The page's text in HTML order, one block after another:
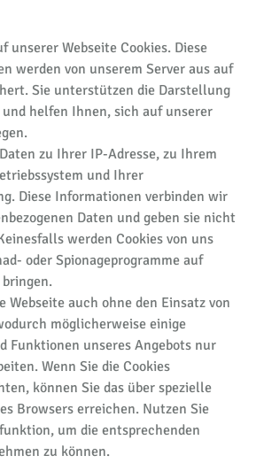
unserer Webseite Cookies. Diese
werden von unserem Server aus auf
Sie unterstützen die Darstellung
und helfen Ihnen, sich auf unserer
zu Ihrer IP-Adresse, zu Ihrem
und Ihrer
Diese Informationen verbinden wir
Daten und geben sie nicht
werden Cookies von uns
oder Spionageprogramme auf
Webseite auch ohne den Einsatz von
möglicherweise einige
Funktionen unseres Angebots nur
Wenn Sie die Cookies
können Sie das über spezielle
Browsers erreichen. Nutzen Sie
um die entsprechenden
zu können.